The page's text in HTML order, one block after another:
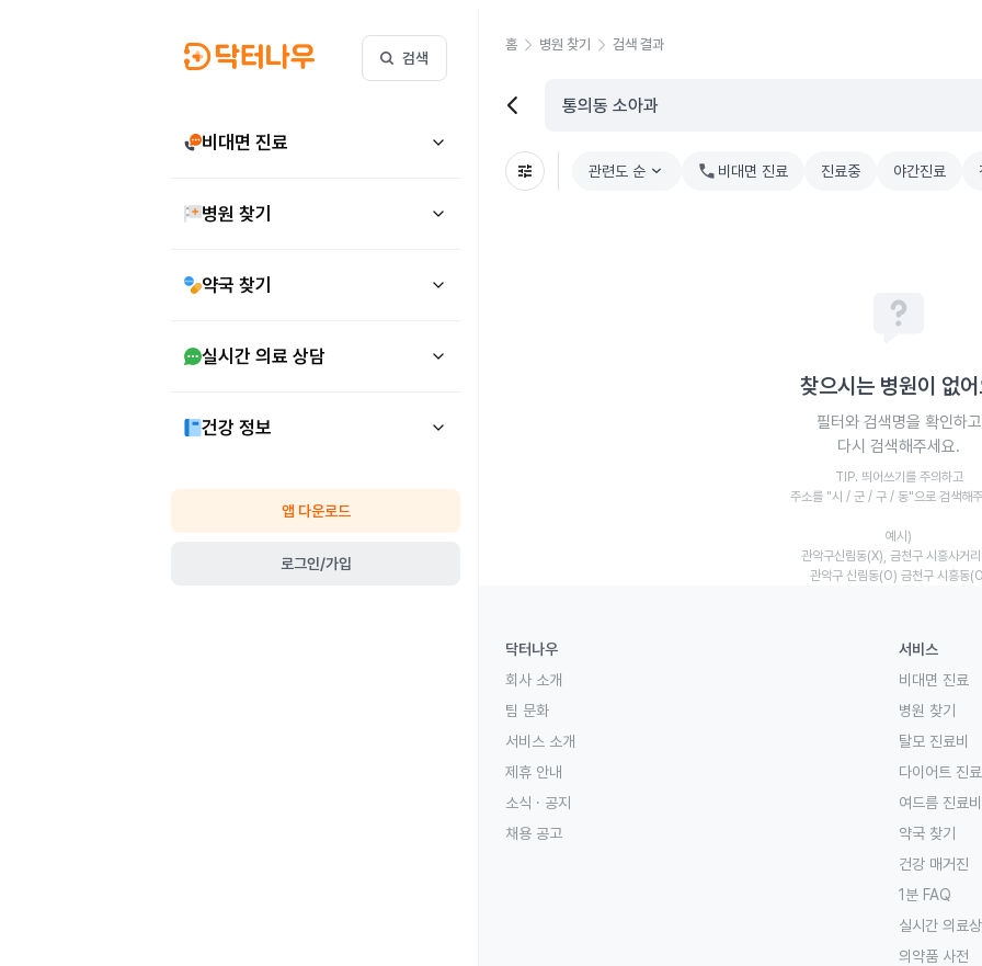
검색
비대면 진료
병원 찾기
약국 찾기
실시간 의료 상담
건강 정보
앱 다운로드
로그인/가입
홈 병원 찾기 검색 결과
관련도 순 chevron_right 비대면 진료 진료중 야간진료
찾으시는 병원이 없
필터와 검색명을 확인하고
다시 검색해주세요.
TIP. 띄어쓰기를 주의하고
주소를 "시 / 군 / 구 / 동"으로 검색해
예시)
관악구신림동(X), 금천구 시흥사거
관악구 신림동(O) 금천구 시흥동
닥터나우
회사 소개
팀 문화
서비스 소개
제휴 안내
소식 · 공지
채용 공고
서비스
비대면 진료
병원 찾기
탈모 진료비
다이어트 진료
여드름 진료비
약국 찾기
건강 매거진
1분 FAQ
실시간 의료
의약품 사전